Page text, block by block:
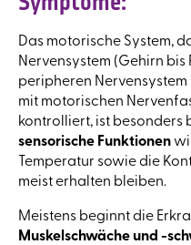
Das motorische System,
Nervensystem (Gehirn bis
peripheren Nervensystem
mit motorischen
kontrolliert, ist besonders
sensorische Funktionen
Temperatur sowie die
meist erhalten bleiben.
Meistens beginnt die
Muskelschwäche und -